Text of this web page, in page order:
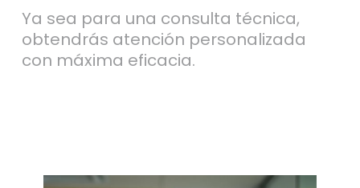
Ya sea para una consulta técnica,
obtendrás atención personalizada
con máxima eficacia.